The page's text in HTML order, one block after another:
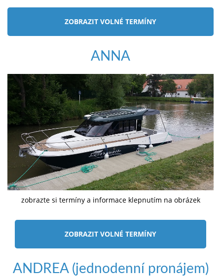
ZOBRAZIT VOLNÉ TERMÍNY
ANNA
zobrazte si termíny a informace klepnutím na obrázek
ZOBRAZIT VOLNÉ TERMÍNY
ANDREA (jednodenní pronájem)